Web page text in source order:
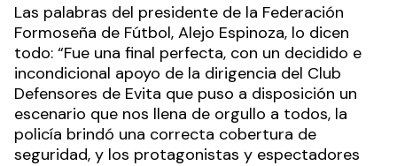
Las palabras del presidente de la Federación
Formoseña de Fútbol, Alejo Espinoza, lo dicen
todo: “Fue una final perfecta, con un decidido e
incondicional apoyo de la dirigencia del Club
Defensores de Evita que puso a disposición un
escenario que nos llena de orgullo a todos, la
policía brindó una correcta cobertura de
seguridad, y los protagonistas y espectadores